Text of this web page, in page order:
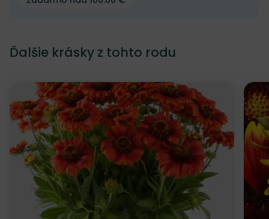
Ďalšie krásky z tohto rodu